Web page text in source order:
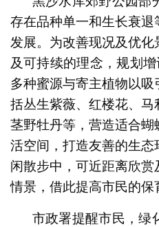
透过种植诱蝶植物及优化生
(效果
存在品种单一和生长衰
发展。为改善现况及优
及可持续的理念，规划
多种蜜源与寄主植物以
括丛生紫薇、红楼花、马
茎野牡丹等，营造适合
活空间，打造友善的生
闲散步中，可近距离欣
情景，借此提高市民的保
市政署提醒市民，绿